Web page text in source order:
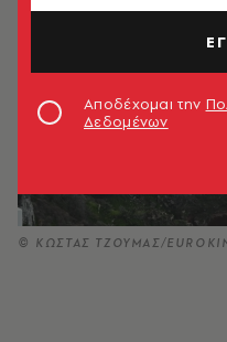
© ΚΩΣΤΑΣ ΤΖΟΥΜΑΣ/
Αποδέχομαι την
Δεδομένων